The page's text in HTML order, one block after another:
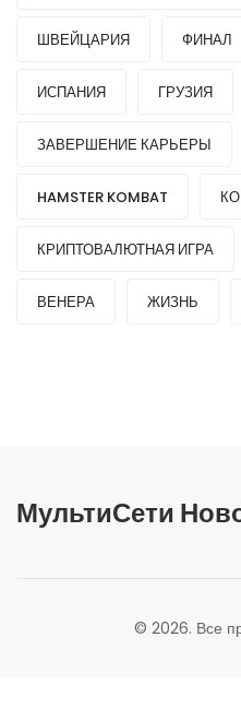
ШВЕЙЦАРИЯ ФИНАЛ
ИСПАНИЯ ГРУЗИЯ
ЗАВЕРШЕНИЕ КАРЬЕРЫ
HAMSTER KOMBAT
КРИПТОВАЛЮТНАЯ ИГРА
ВЕНЕРА ЖИЗНЬ
МультиСети
© 2026. Все